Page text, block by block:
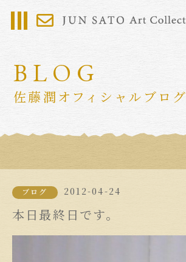
BLOG
佐藤潤オフィシャルブログ
ブログ 2012-04-24
本日最終日です。